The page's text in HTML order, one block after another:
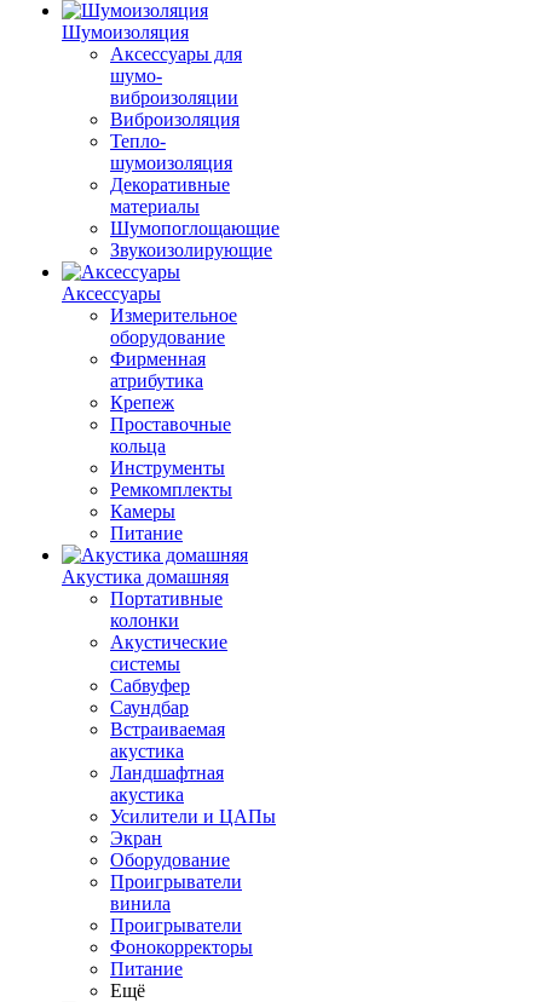
Шумоизоляция
Аксессуары для
шумо-
виброизоляции
Виброизоляция
Тепло-
шумоизоляция
Декоративные
материалы
Шумопоглощающие
Звукоизолирующие
Аксессуары
Измерительное
оборудование
Фирменная
атрибутика
Крепеж
Проставочные
кольца
Инструменты
Ремкомплекты
Камеры
Питание
Акустика домашняя
Портативные
колонки
Акустические
системы
Сабвуфер
Саундбар
Встраиваемая
акустика
Ландшафтная
акустика
Усилители и ЦАПы
Экран
Оборудование
Проигрыватели
винила
Проигрыватели
Фонокорректоры
Питание
Ещё